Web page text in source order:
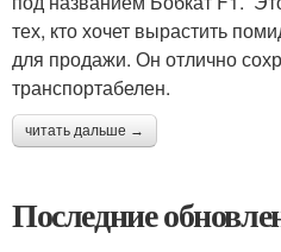
тех, кто хочет вырастить
для продажи. Он отлично
транспортабелен.
читать дальше →
Последние